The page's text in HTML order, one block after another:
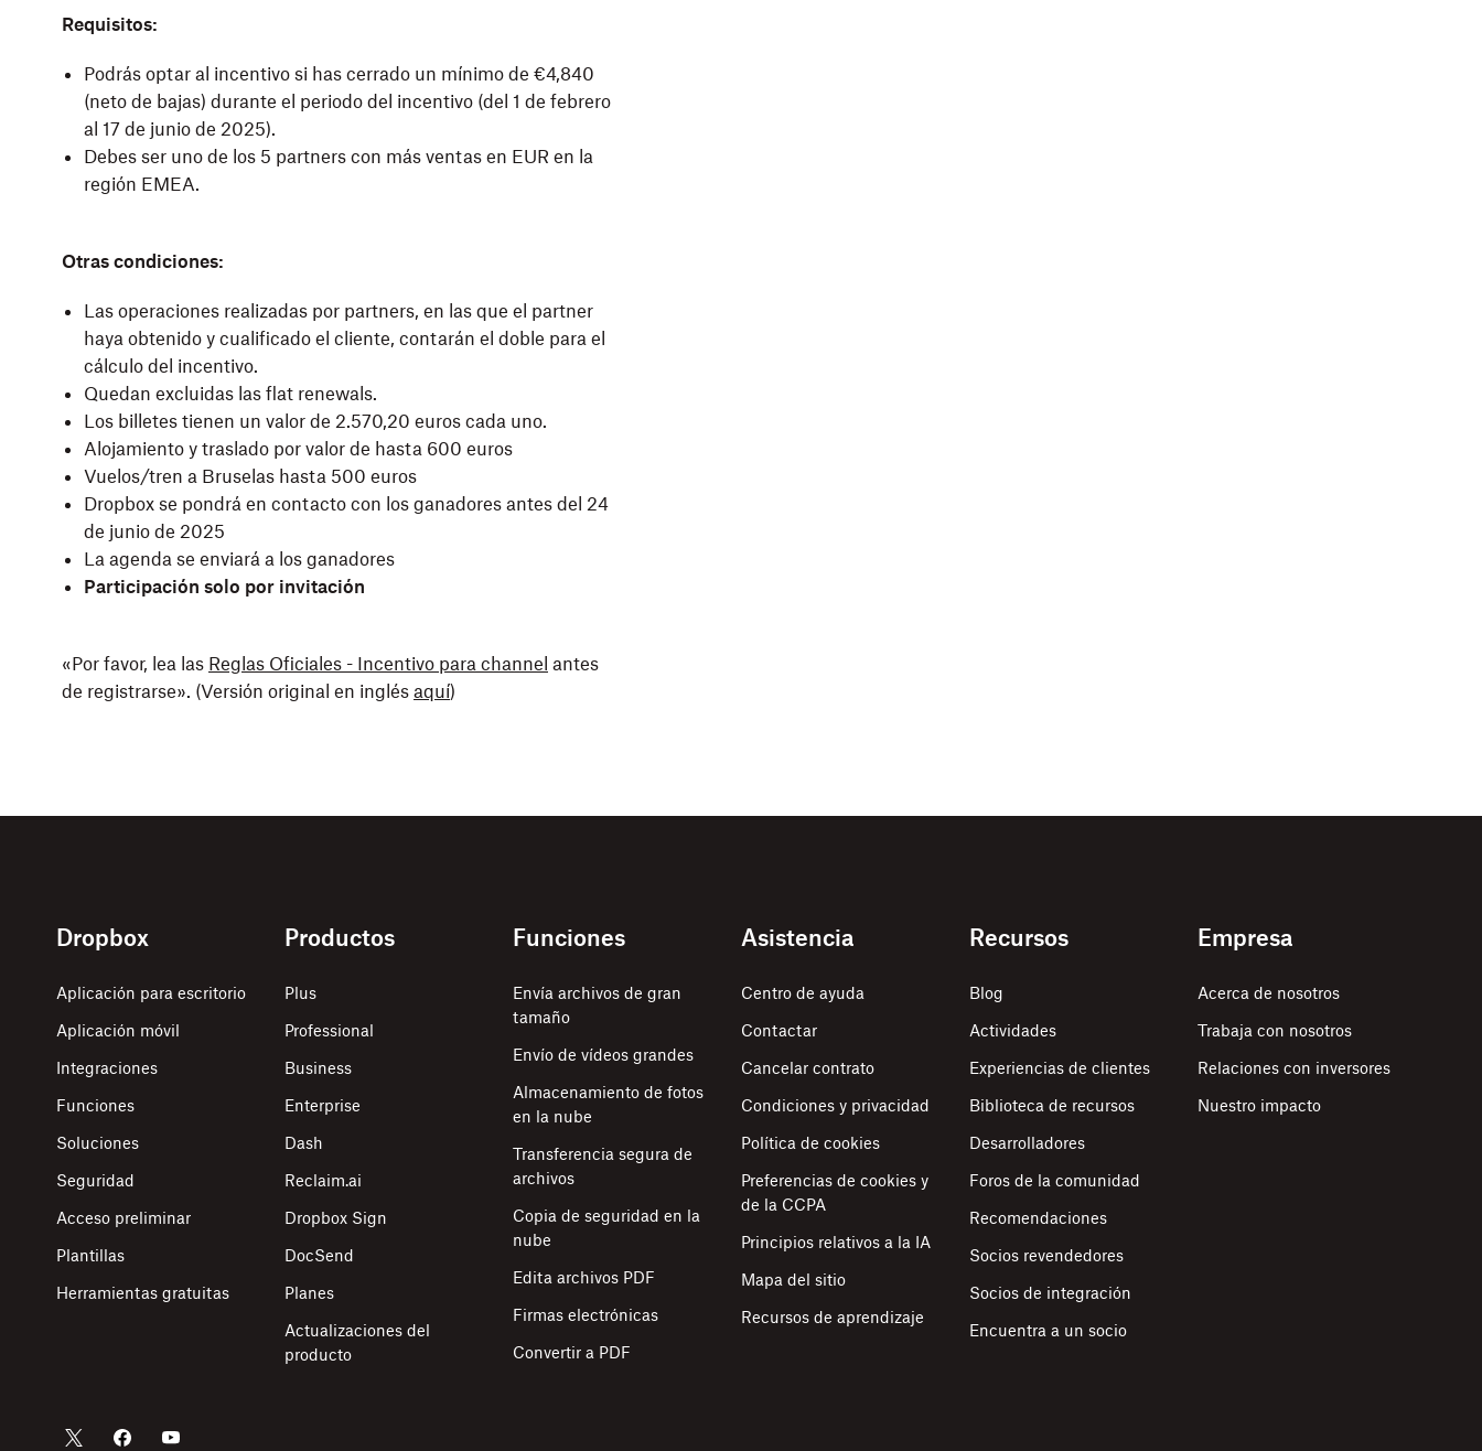
Requisitos:
Podrás optar al incentivo si has cerrado un mínimo de €4,840
(neto de bajas) durante el periodo del incentivo (del 1 de febrero
al 17 de junio de 2025).
Debes ser uno de los 5 partners con más ventas en EUR en la
región EMEA.
Otras condiciones:
Las operaciones realizadas por partners, en las que el partner
haya obtenido y cualificado el cliente, contarán el doble para el
cálculo del incentivo.
Quedan excluidas las flat renewals.
Los billetes tienen un valor de 2.570,20 euros cada uno.
Alojamiento y traslado por valor de hasta 600 euros
Vuelos/tren a Bruselas hasta 500 euros
Dropbox se pondrá en contacto con los ganadores antes del 24
de junio de 2025
La agenda se enviará a los ganadores
Participación solo por invitación
«Por favor, lea las Reglas Oficiales - Incentivo para channel antes
de registrarse». (Versión original en inglés aquí)
Dropbox
Aplicación para escritorio
Aplicación móvil
Integraciones
Funciones
Soluciones
Seguridad
Acceso preliminar
Plantillas
Herramientas gratuitas
Productos
Plus
Professional
Business
Enterprise
Dash
Reclaim.ai
Dropbox Sign
DocSend
Planes
Actualizaciones del
producto
Funciones
Envía archivos de gran
tamaño
Envío de vídeos grandes
Almacenamiento de fotos
en la nube
Transferencia segura de
archivos
Copia de seguridad en la
nube
Edita archivos PDF
Firmas electrónicas
Convertir a PDF
Asistencia
Centro de ayuda
Contactar
Cancelar contrato
Condiciones y privacidad
Política de cookies
Preferencias de cookies y
de la CCPA
Principios relativos a la IA
Mapa del sitio
Recursos de aprendizaje
Recursos
Blog
Actividades
Experiencias de clientes
Biblioteca de recursos
Desarrolladores
Foros de la comunidad
Recomendaciones
Socios revendedores
Socios de integración
Encuentra a un socio
Empresa
Acerca de nosotros
Trabaja con nosotros
Relaciones con inversores
Nuestro impacto